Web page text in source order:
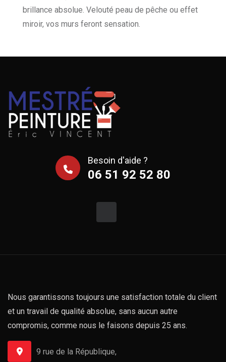
brillance absolue. Velouté peau de pêche ou effet
miroir, vos murs feront sensation.
Besoin d'aide ?
06 51 92 52 80
Nous garantissons toujours une satisfaction totale du client
et un travail de qualité absolue, sans aucun autre
compromis, comme nous le faisons depuis 25 ans.
9 rue de la République,